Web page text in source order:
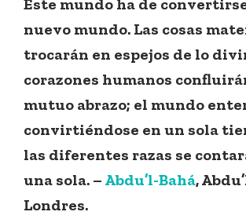
Este mundo ha de
nuevo mundo. Las cosas
trocarán en espejos de lo
corazones humanos
mutuo abrazo; el mundo
convirtiéndose en un sola
las diferentes razas se
una sola. – Abdu’l-Bahá,
Londres.